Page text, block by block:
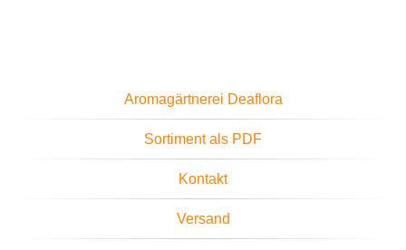
Aromagärtnerei Deaflora
Sortiment als PDF
Kontakt
Versand